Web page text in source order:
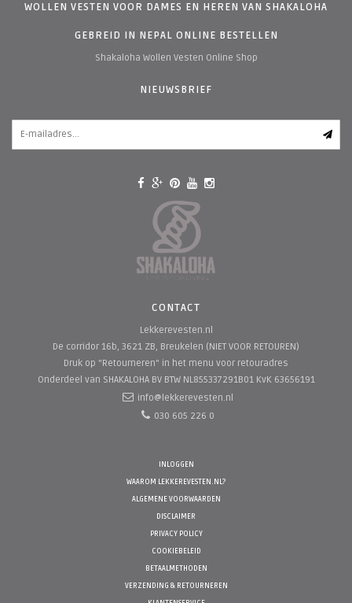
WOLLEN VESTEN VOOR DAMES EN HEREN VAN SHAKALOHA
GEBREID IN NEPAL ONLINE BESTELLEN
Shakaloha Wollen Vesten Online Shop
NIEUWSBRIEF
CONTACT
Lekkerevesten.nl
De corridor 16b, 3621 ZB, Breukelen (NIET VOOR RETOUREN)
Druk op "Retourneren" in het menu voor retouradres
Onderdeel van SHAKALOHA BV BTW NL855337291B01 KvK 63656191
info@lekkerevesten.nl
030 605 226 0
INLOGGEN
WAAROM LEKKEREVESTEN.NL?
ALGEMENE VOORWAARDEN
DISCLAIMER
PRIVACY POLICY
COOKIEBELEID
BETAALMETHODEN
VERZENDING & RETOURNEREN